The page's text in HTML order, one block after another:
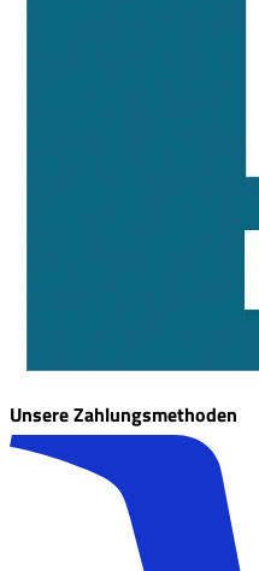
Unsere Zahlungsmethoden